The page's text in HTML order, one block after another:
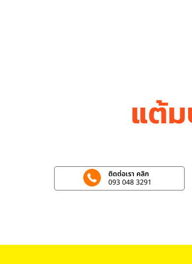
แต้ม
ติดต่อเรา คลิก
093 048 3291